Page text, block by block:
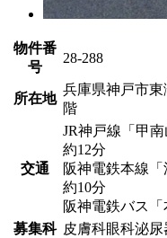
物件番
号
28-288
所在地
兵庫県神戸市
階
交通
JR神戸線「甲
約12分
阪神電鉄本線
約10分
阪神電鉄バス
募集科 皮膚科眼科泌尿